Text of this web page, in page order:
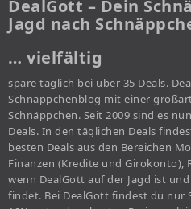
DealGott – Dein
Jagd nach
… vielfältig
spare täglich bei über 35 Deals.
Schnäppchenblog mit einer
Schnäppchen. Seit 2009 sind es
Deals. In den täglichen Deals
besten Deals aus den Bereichen
Finanzen (Kredite und Girokonto),
wenn DealGott auf der Jagd ist
findet. Bei DealGott findest du nur